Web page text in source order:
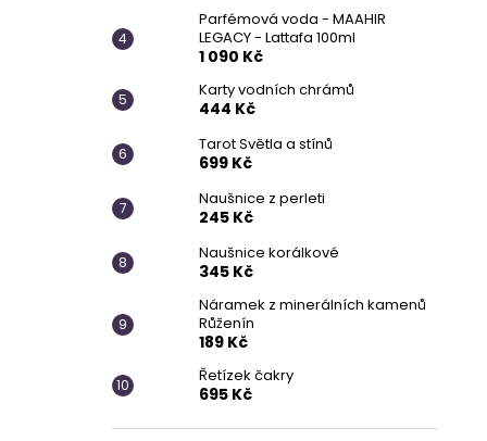
Parfémová voda - MAAHIR
LEGACY - Lattafa 100ml
1 090 Kč
Karty vodních chrámů
444 Kč
Tarot Světla a stínů
699 Kč
Naušnice z perleti
245 Kč
Naušnice korálkové
345 Kč
Náramek z minerálních kamenů
Růženín
189 Kč
Řetízek čakry
695 Kč